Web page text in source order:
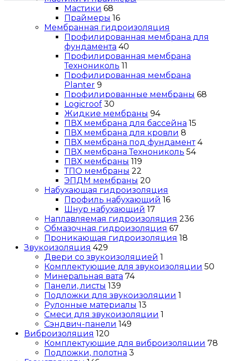
Мастики 68
Праймеры 16
Мембранная гидроизоляция
Профилированная мембрана для
фундамента 40
Профилированная мембрана
Технониколь 11
Профилированная мембрана
Planter 9
Профилированные мембраны 68
Logicroof 30
Жидкие мембраны 94
ПВХ мембрана для бассейна 15
ПВХ мембрана для кровли 8
ПВХ мембрана под фундамент 4
ПВХ мембрана Технониколь 54
ПВХ мембраны 119
ТПО мембраны 22
ЭПДМ мембраны 20
Набухающая гидроизоляция
Профиль набухающий 16
Шнур набухающий 17
Наплавляемая гидроизоляция 236
Обмазочная гидроизоляция 67
Проникающая гидроизоляция 18
Звукоизоляция 429
Двери со звукоизоляцией 1
Комплектующие для звукоизоляции 50
Минеральная вата 74
Панели, листы 139
Подложки для звукоизоляции 1
Рулонные материалы 13
Смеси для звукоизоляции 1
Сэндвич-панели 149
Виброизоляция 120
Комплектующие для виброизоляции 78
Подложки, полотна 3